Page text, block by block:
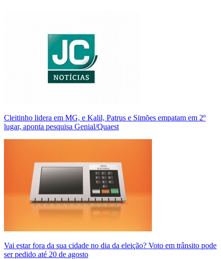
Cleitinho lidera em MG, e Kalil, Patrus e Simões empatam em 2º
lugar, aponta pesquisa Genial/Quaest
Vai estar fora da sua cidade no dia da eleição? Voto em trânsito pode
ser pedido até 20 de agosto